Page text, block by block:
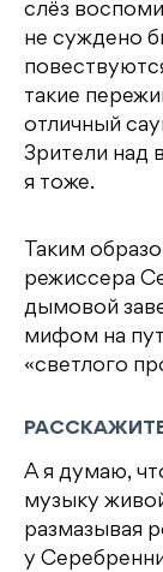
слёз
не суждено
такие
отличный
Зрители над
я тоже.
Таким
режиссера
дымовой
мифом на
«светлого
А я думаю,
музыку
размазывая
у